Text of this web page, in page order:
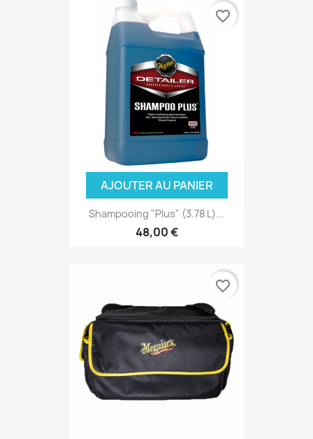
AJOUTER AU PANIER
Shampooing "Plus" (3.78 L)...
48,00 €
favorite_border
favorite_border